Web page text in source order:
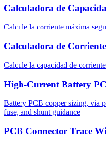
Calculadora de
Calcule la corriente máxima
Calculadora de
Calcule la capacidad de
High-Current Battery
Battery PCB copper sizing, via
fuse, and shunt guidance
PCB Connector Trace